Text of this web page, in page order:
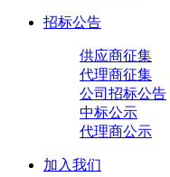
招标公告
供应商征集
代理商征集
公司招标公告
中标公示
代理商公示
加入我们